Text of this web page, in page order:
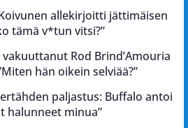
allekirjoitti jättimäisen
tämä v*tun vitsi?”
Rod Brind’Amouria
hän oikein selviää?”
paljastus: Buffalo antoi
halunneet minua”